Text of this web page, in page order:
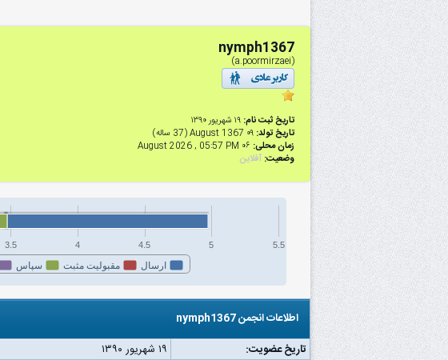
nymph1367
(a.poormirzaei)
تاریخ ثبت نام: ۱۹ شهریور ۱۳۹۰
تاریخ تولد: ۰۹ August 1367 (37 ساله)
زمان محلی: ۰۶ August 2026 , 05:57 PM
وضعیت: آفلاین
ارسال مقبولیت مثبت سپاس
3.5 4 4.5 5 5.5
اطلاعات انجمن nymph1367
تاریخ عضویت:
۱۹ شهریور ۱۳۹۰